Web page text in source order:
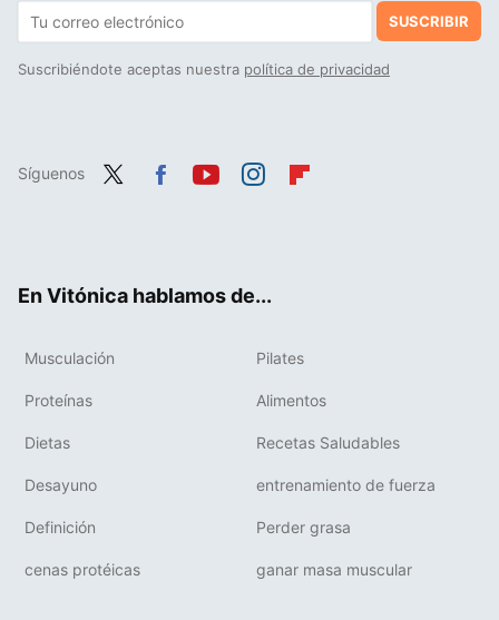
SUSCRIBIR
Suscribiéndote aceptas nuestra política de privacidad
Síguenos
En Vitónica hablamos de...
Musculación Pilates
Proteínas Alimentos
Dietas Recetas Saludables
Desayuno entrenamiento de fuerza
Definición Perder grasa
cenas protéicas ganar masa muscular